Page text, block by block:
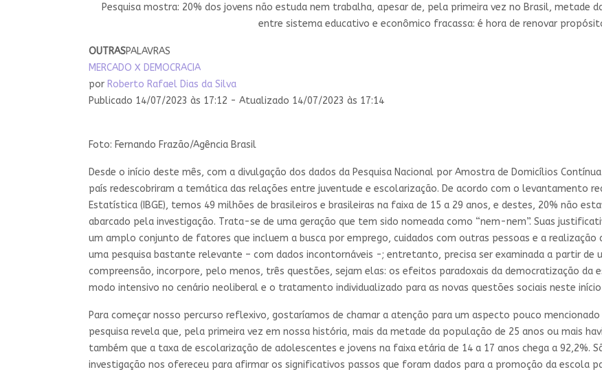
Pesquisa mostra: 20% dos jovens não estuda nem trabalha, apesar de, pela primeira vez no Brasil, metade
entre sistema educativo e econômico fracassa: é hora de renovar
OUTRASPALAVRAS
MERCADO X DEMOCRACIA
por Roberto Rafael Dias da Silva
Publicado 14/07/2023 às 17:12 - Atualizado 14/07/2023 às 17:14
Foto: Fernando Frazão/Agência Brasil
Desde o início deste mês, com a divulgação dos dados da Pesquisa Nacional por Amostra de Domicílios
país redescobriram a temática das relações entre juventude e escolarização. De acordo com o levantamento
Estatística (IBGE), temos 49 milhões de brasileiros e brasileiras na faixa de 15 a 29 anos, e destes, 20% não
abarcado pela investigação. Trata-se de uma geração que tem sido nomeada como “nem-nem”. Suas
um amplo conjunto de fatores que incluem a busca por emprego, cuidados com outras pessoas e a
uma pesquisa bastante relevante – com dados incontornáveis -; entretanto, precisa ser examinada a partir de
compreensão, incorpore, pelo menos, três questões, sejam elas: os efeitos paradoxais da democratização da
modo intensivo no cenário neoliberal e o tratamento individualizado para as novas questões sociais neste
Para começar nosso percurso reflexivo, gostaríamos de chamar a atenção para um aspecto pouco
pesquisa revela que, pela primeira vez em nossa história, mais da metade da população de 25 anos ou mais
também que a taxa de escolarização de adolescentes e jovens na faixa etária de 14 a 17 anos chega a 92,2%.
investigação nos ofereceu para afirmar os significativos passos que foram dados para a promoção da escola